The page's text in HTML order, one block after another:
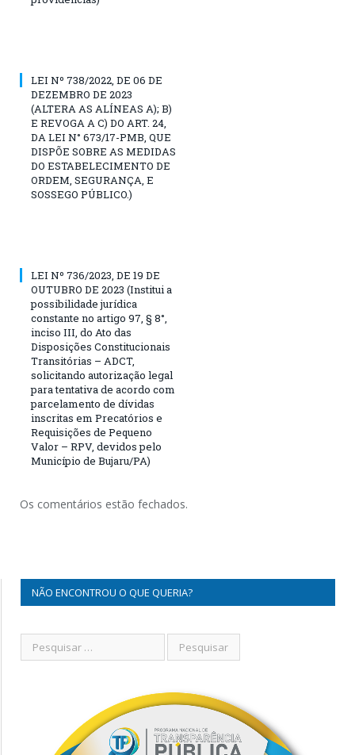
LEI Nº 738/2022, DE 06 DE
DEZEMBRO DE 2023
(ALTERA AS ALÍNEAS A); B)
E REVOGA A C) DO ART. 24,
DA LEI N° 673/17-PMB, QUE
DISPÕE SOBRE AS MEDIDAS
DO ESTABELECIMENTO DE
ORDEM, SEGURANÇA, E
SOSSEGO PÚBLICO.)
LEI Nº 736/2023, DE 19 DE
OUTUBRO DE 2023 (Institui a
possibilidade jurídica
constante no artigo 97, § 8°,
inciso III, do Ato das
Disposições Constitucionais
Transitórias – ADCT,
solicitando autorização legal
para tentativa de acordo com
parcelamento de dívidas
inscritas em Precatórios e
Requisições de Pequeno
Valor – RPV, devidos pelo
Município de Bujaru/PA)
Os comentários estão fechados.
NÃO ENCONTROU O QUE QUERIA?